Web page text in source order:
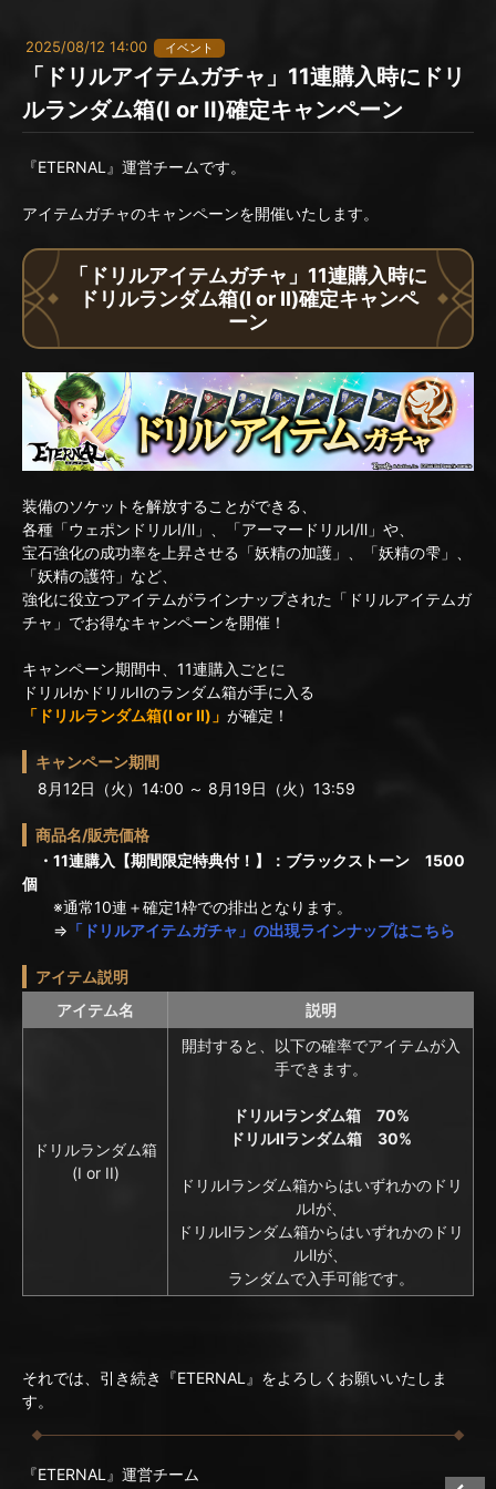
2025/08/12 14:00 イベント
「ドリルアイテムガチャ」11連購入時にドリ
ルランダム箱(I or II)確定キャンペーン
『ETERNAL』運営チームです。
アイテムガチャのキャンペーンを開催いたします。
「ドリルアイテムガチャ」11連購入時に
ドリルランダム箱(I or II)確定キャンペ
ーン
装備のソケットを解放することができる、
各種「ウェポンドリルⅠ/Ⅱ」、「アーマードリルⅠ/Ⅱ」や、
宝石強化の成功率を上昇させる「妖精の加護」、「妖精の雫」、
「妖精の護符」など、
強化に役立つアイテムがラインナップされた「ドリルアイテムガ
チャ」でお得なキャンペーンを開催！
キャンペーン期間中、11連購入ごとに
ドリルIかドリルIIのランダム箱が手に入る
「ドリルランダム箱(I or II)」 が確定！
キャンペーン期間
8月12日（火）14:00 ～ 8月19日（火）13:59
商品名/販売価格
・11連購入【期間限定特典付！】：ブラックストーン 1500
個
※通常10連＋確定1枠での排出となります。
⇒ 「ドリルアイテムガチャ」の出現ラインナップはこちら
アイテム説明
アイテム名
説明
ドリルランダム箱
(I or II)
開封すると、以下の確率でアイテムが入
手できます。
ドリルⅠランダム箱 70%
ドリルⅡランダム箱 30%
ドリルⅠランダム箱からはいずれかのドリ
ルⅠが、
ドリルⅡランダム箱からはいずれかのドリ
ルⅡが、
ランダムで入手可能です。
それでは、引き続き『ETERNAL』をよろしくお願いいたしま
す。
『ETERNAL』運営チーム